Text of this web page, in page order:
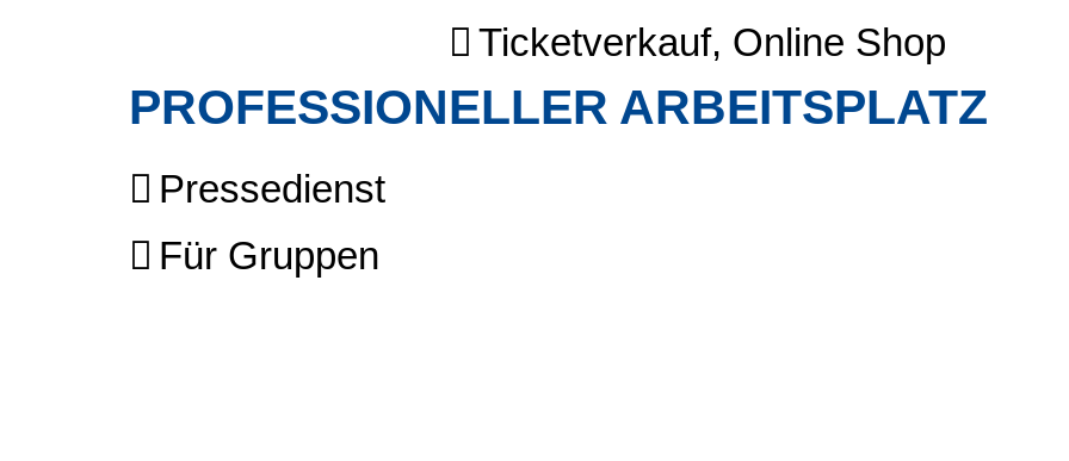
Ticketverkauf, Online Shop
PROFESSIONELLER ARBEITSPLATZ
Pressedienst
Für Gruppen